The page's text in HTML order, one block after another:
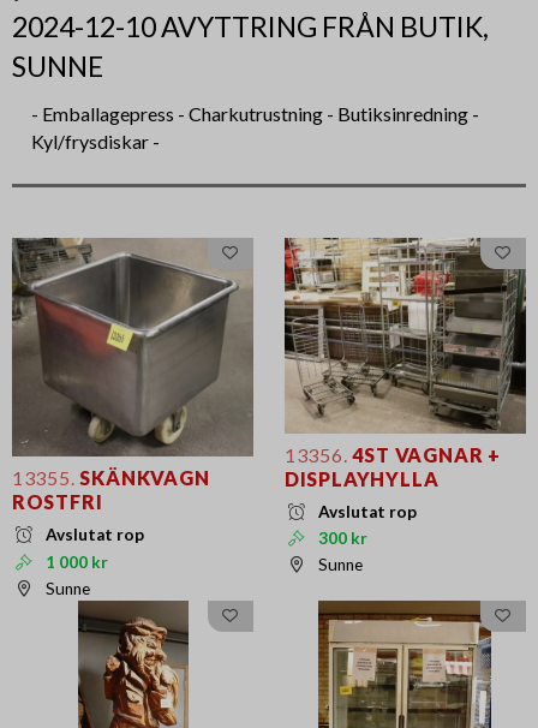
2024-12-10 AVYTTRING FRÅN BUTIK,
SUNNE
- Emballagepress - Charkutrustning - Butiksinredning -
Kyl/frysdiskar -
13355. SKÄNKVAGN
ROSTFRI
Avslutat rop
1 000 kr
Sunne
13356. 4ST VAGNAR +
DISPLAYHYLLA
Avslutat rop
300 kr
Sunne